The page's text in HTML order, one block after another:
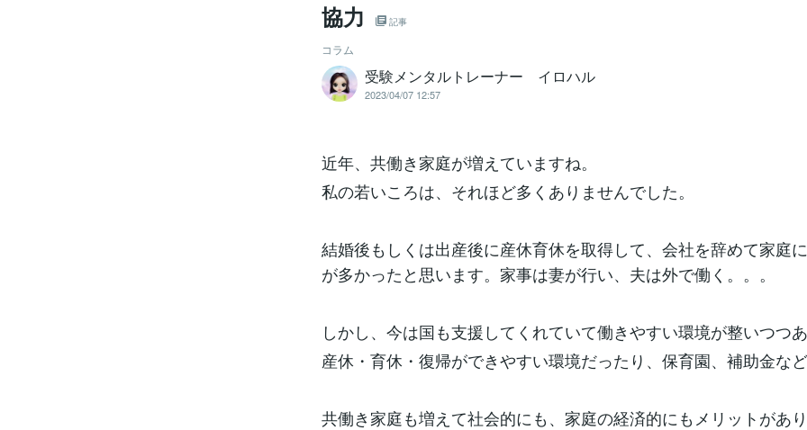
協力 記事
コラム
受験メンタルトレーナー イロハル
2023/04/07 12:57
近年、共働き家庭が増えていますね。
私の若いころは、それほど多くありませんでした。
結婚後もしくは出産後に産休育休を取得して、会社を辞めて家庭
が多かったと思います。家事は妻が行い、夫は外で働く。。。
しかし、今は国も支援してくれていて働きやすい環境が整いつつあ
産休・育休・復帰ができやすい環境だったり、保育園、補助金など
共働き家庭も増えて社会的にも、家庭の経済的にもメリットがあり